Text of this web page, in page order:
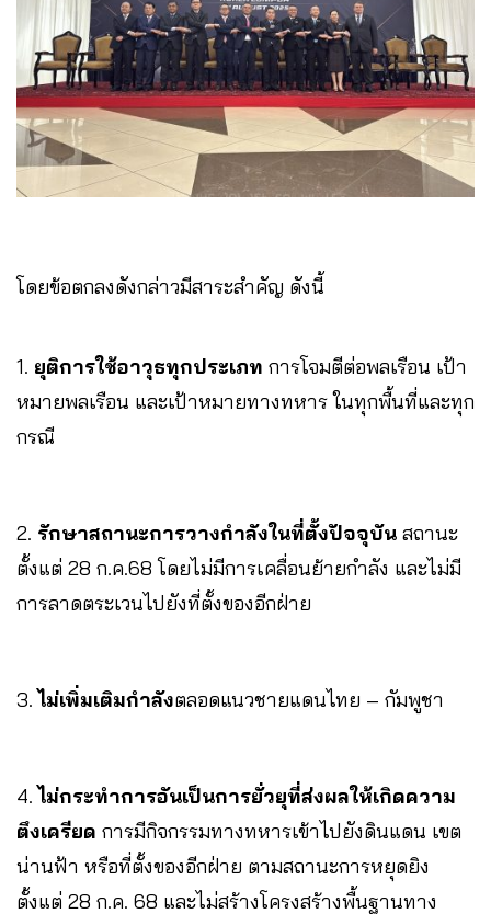
โดยข้อตกลงดังกล่าวมีสาระสำคัญ ดังนี้
1. ยุติการใช้อาวุธทุกประเภท การโจมตีต่อพลเรือน เป้า
หมายพลเรือน และเป้าหมายทางทหาร ในทุกพื้นที่และทุก
กรณี
2. รักษาสถานะการวางกำลังในที่ตั้งปัจจุบัน สถานะ
ตั้งแต่ 28 ก.ค.68 โดยไม่มีการเคลื่อนย้ายกำลัง และไม่มี
การลาดตระเวนไปยังที่ตั้งของอีกฝ่าย
3.ไม่เพิ่มเติมกำลังตลอดแนวชายแดนไทย – กัมพูชา
4.ไม่กระทำการอันเป็นการยั่วยุที่ส่งผลให้เกิดความ
ตึงเครียด การมีกิจกรรมทางทหารเข้าไปยังดินแดน เขต
น่านฟ้า หรือที่ตั้งของอีกฝ่าย ตามสถานะการหยุดยิง
ตั้งแต่ 28 ก.ค. 68 และไม่สร้างโครงสร้างพื้นฐานทาง